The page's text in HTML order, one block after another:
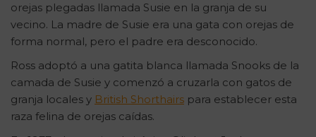
orejas plegadas llamada Susie en la granja de su
vecino. La madre de Susie era una gata con orejas de
forma normal, pero el padre era desconocido.
Ross adoptó a una gatita blanca llamada Snooks de la
camada de Susie y comenzó a cruzarla con gatos de
granja locales y British Shorthairs para establecer esta
raza felina de orejas caídas.